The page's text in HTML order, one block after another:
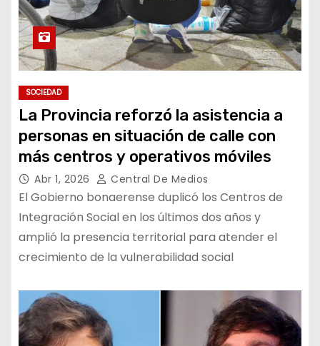
SOCIEDAD
La Provincia reforzó la asistencia a
personas en situación de calle con
más centros y operativos móviles
Abr 1, 2026 Central De Medios
El Gobierno bonaerense duplicó los Centros de
Integración Social en los últimos dos años y
amplió la presencia territorial para atender el
crecimiento de la vulnerabilidad social